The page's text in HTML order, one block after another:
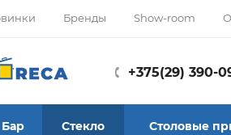
Бренды Show-room
+375(29) 390-
Бар Стекло Столовые